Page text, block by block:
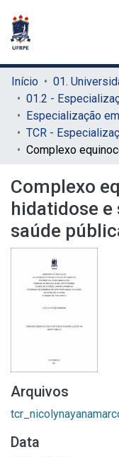
Início
Complexo
hidatidose e
saúde
Arquivos
Data